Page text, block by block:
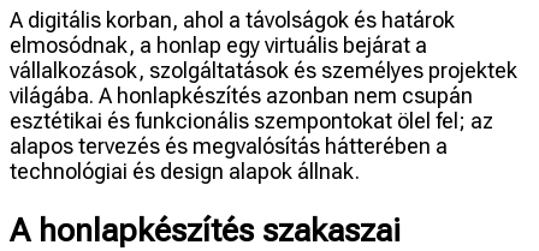
A digitális korban, ahol a távolságok és határok
elmosódnak, a honlap egy virtuális bejárat a
vállalkozások, szolgáltatások és személyes projektek
világába. A honlapkészítés azonban nem csupán
esztétikai és funkcionális szempontokat ölel fel; az
alapos tervezés és megvalósítás hátterében a
technológiai és design alapok állnak.
A honlapkészítés szakaszai